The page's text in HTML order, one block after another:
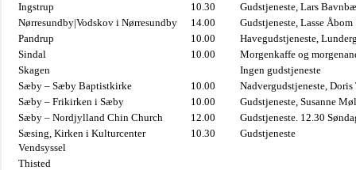
Ingstrup
10.30
Gudstjeneste, Lars
Nørresundby|Vodskov i Nørresundby
14.00
Gudstjeneste, Lasse Åbom
Pandrup
10.00
Havegudstjeneste,
Sindal
10.00
Morgenkaffe og
Skagen
Ingen gudstjeneste
Sæby – Sæby Baptistkirke
10.00
Nadvergudstjeneste,
Sæby – Frikirken i Sæby
10.00
Gudstjeneste, Susanne
Sæby – Nordjylland Chin Church
12.00
Gudstjeneste. 12.30
Sæsing, Kirken i Kulturcenter
Vendsyssel
10.30 Gudstjeneste
Thisted